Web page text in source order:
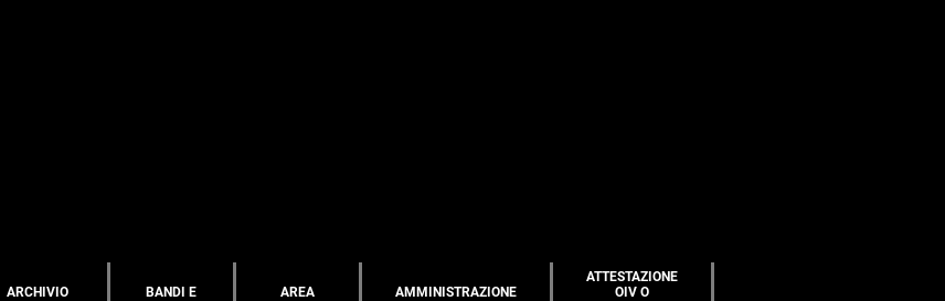
ARCHIVIO
BANDI E
AREA
AMMINISTRAZIONE
ATTESTAZIONE
OIV O